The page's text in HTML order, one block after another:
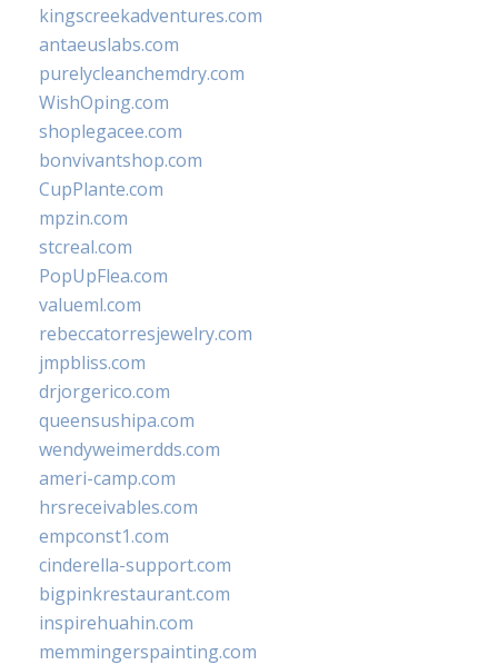
kingscreekadventures.com
antaeuslabs.com
purelycleanchemdry.com
WishOping.com
shoplegacee.com
bonvivantshop.com
CupPlante.com
mpzin.com
stcreal.com
PopUpFlea.com
valueml.com
rebeccatorresjewelry.com
jmpbliss.com
drjorgerico.com
queensushipa.com
wendyweimerdds.com
ameri-camp.com
hrsreceivables.com
empconst1.com
cinderella-support.com
bigpinkrestaurant.com
inspirehuahin.com
memmingerspainting.com